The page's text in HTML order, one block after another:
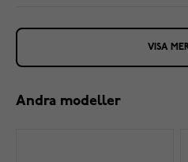
VISA
Andra modeller